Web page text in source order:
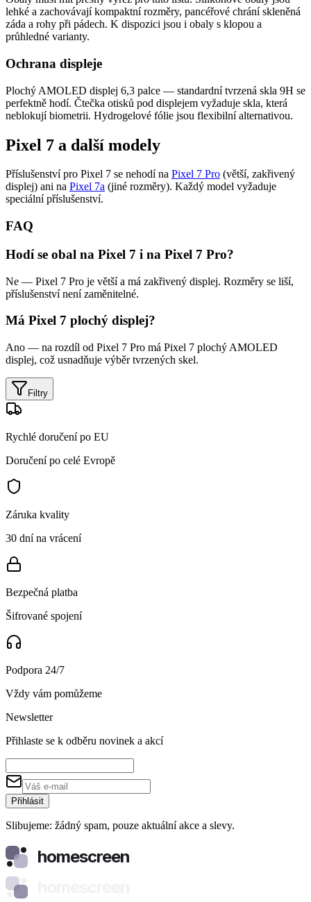
lehké a zachovávají kompaktní rozměry, pancéřové chrání skleněná
záda a rohy při pádech. K dispozici jsou i obaly s klopou a
průhledné varianty.
Ochrana displeje
Plochý AMOLED displej 6,3 palce — standardní tvrzená skla 9H se
perfektně hodí. Čtečka otisků pod displejem vyžaduje skla, která
neblokují biometrii. Hydrogelové fólie jsou flexibilní alternativou.
Pixel 7 a další modely
Příslušenství pro Pixel 7 se nehodí na Pixel 7 Pro (větší, zakřivený
displej) ani na Pixel 7a (jiné rozměry). Každý model vyžaduje
speciální příslušenství.
FAQ
Hodí se obal na Pixel 7 i na Pixel 7 Pro?
Ne — Pixel 7 Pro je větší a má zakřivený displej. Rozměry se liší,
příslušenství není zaměnitelné.
Má Pixel 7 plochý displej?
Ano — na rozdíl od Pixel 7 Pro má Pixel 7 plochý AMOLED
displej, což usnadňuje výběr tvrzených skel.
Filtry
Rychlé doručení po EU
Doručení po celé Evropě
Záruka kvality
30 dní na vrácení
Bezpečná platba
Šifrované spojení
Podpora 24/7
Vždy vám pomůžeme
Newsletter
Přihlaste se k odběru novinek a akcí
Přihlásit
Slibujeme: žádný spam, pouze aktuální akce a slevy.
homescreen